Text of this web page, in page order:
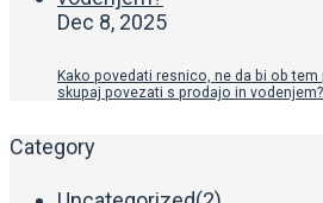
Dec 8, 2025
Kako povedati resnico, ne da bi ob tem
skupaj povezati s prodajo in vodenjem?
Category